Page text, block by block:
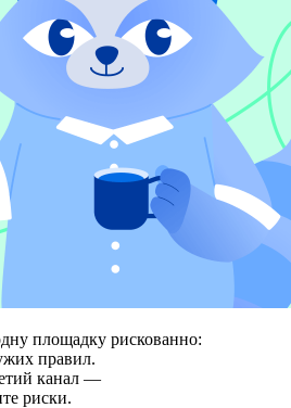
площадку рискованно:
правил.
канал —
риски.